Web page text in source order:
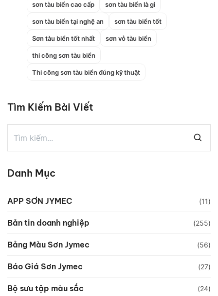
sơn tàu biển cao cấp sơn tàu biển là gì
sơn tàu biển tại nghệ an sơn tàu biển tốt
Sơn tàu biển tốt nhất sơn vỏ tàu biển
thi công sơn tàu biển
Thi công sơn tàu biển đúng kỹ thuật
Tìm Kiếm Bài Viết
Danh Mục
APP SƠN JYMEC (11)
Bản tin doanh nghiệp (255)
Bảng Màu Sơn Jymec (56)
Báo Giá Sơn Jymec (27)
Bộ sưu tập màu sắc (24)